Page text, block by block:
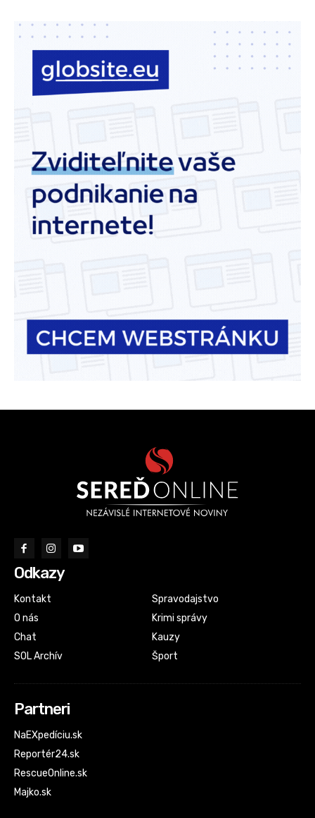
Odkazy
Kontakt
O nás
Chat
SOL Archív
Spravodajstvo
Krimi správy
Kauzy
Šport
Partneri
NaEXpedíciu.sk
Reportér24.sk
RescueOnline.sk
Majko.sk